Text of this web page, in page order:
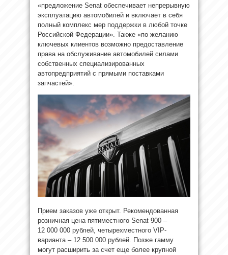
«предложение Senat обеспечивает непрерывную
эксплуатацию автомобилей и включает в себя
полный комплекс мер поддержки в любой точке
Российской Федерации». Также «по желанию
ключевых клиентов возможно предоставление
права на обслуживание автомобилей силами
собственных специализированных
автопредприятий с прямыми поставками
запчастей».
Прием заказов уже открыт. Рекомендованная
розничная цена пятиместного Senat 900 –
12 000 000 рублей, четырехместного VIP-
варианта – 12 500 000 рублей. Позже гамму
могут расширить за счет еще более крупной